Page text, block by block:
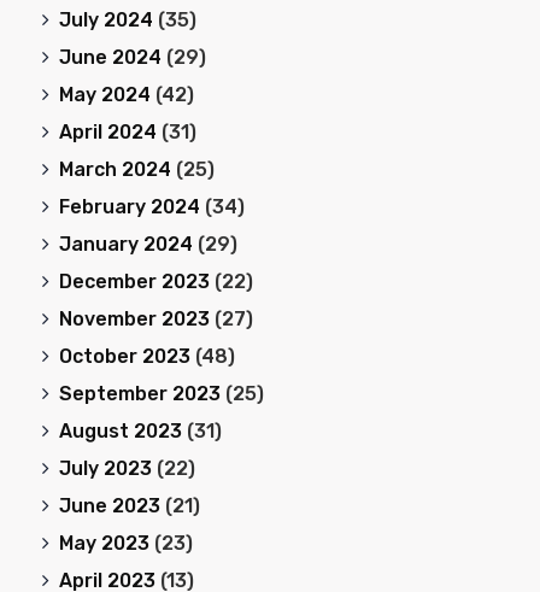
July 2024 (35)
June 2024 (29)
May 2024 (42)
April 2024 (31)
March 2024 (25)
February 2024 (34)
January 2024 (29)
December 2023 (22)
November 2023 (27)
October 2023 (48)
September 2023 (25)
August 2023 (31)
July 2023 (22)
June 2023 (21)
May 2023 (23)
April 2023 (13)